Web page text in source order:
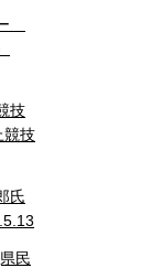
技
競技
氏
民